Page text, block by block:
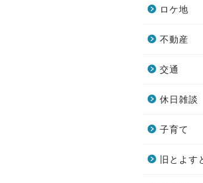
ロケ地
不動産
交通
休日雑談
子育て
旧とよす